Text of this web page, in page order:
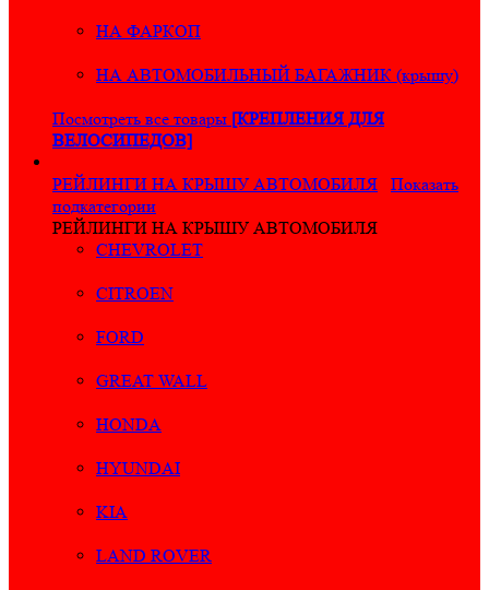
НА ФАРКОП
НА АВТОМОБИЛЬНЫЙ БАГАЖНИК (крышу)
Посмотреть все товары [КРЕПЛЕНИЯ ДЛЯ
ВЕЛОСИПЕДОВ]
РЕЙЛИНГИ НА КРЫШУ АВТОМОБИЛЯ
Показать
подкатегории
РЕЙЛИНГИ НА КРЫШУ АВТОМОБИЛЯ
CHEVROLET
CITROEN
FORD
GREAT WALL
HONDA
HYUNDAI
KIA
LAND ROVER